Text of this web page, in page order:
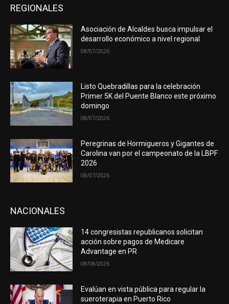
REGIONALES
Asociación de Alcaldes busca impulsar el
desarrollo económico a nivel regional
08/07/2026
Listo Quebradillas para la celebración
Primer 5K del Puente Blanco este próximo
domingo
08/07/2026
Peregrinas de Hormigueros y Gigantes de
Carolina van por el campeonato de la LBPF
2026
08/07/2026
NACIONALES
14 congresistas republicanos solicitan
acción sobre pagos de Medicare
Advantage en PR
08/08/2026
Evalúan en vista pública para regular la
sueroterapia en Puerto Rico